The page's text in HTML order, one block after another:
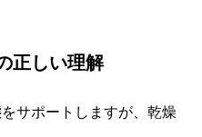
正しい理解
サポートしますが、乾燥